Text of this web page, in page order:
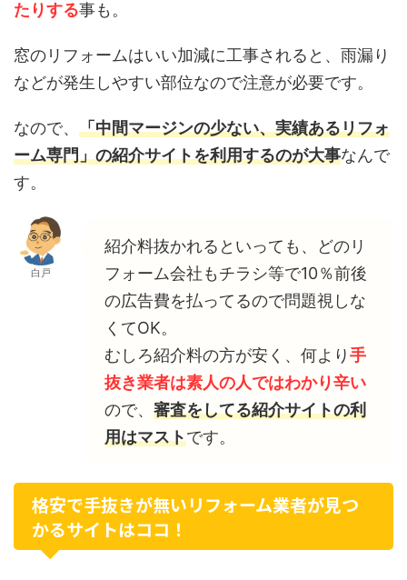
たりする事も。
窓のリフォームはいい加減に工事されると、雨漏り
などが発生しやすい部位なので注意が必要です。
なので、 「中間マージンの少ない、実績あるリフォ
ーム専門」の紹介サイトを利用するのが大事なんで
す。
白戸
紹介料抜かれるといっても、どのリ
フォーム会社もチラシ等で10％前後
の広告費を払ってるので問題視しな
くてOK。
むしろ紹介料の方が安く、何より手
抜き業者は素人の人ではわかり辛い
ので、 審査をしてる紹介サイトの利
用はマストです。
格安で手抜きが無いリフォーム業者が見つ
かるサイトはココ！